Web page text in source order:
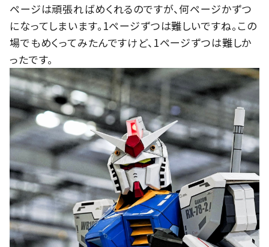
ページは頑張ればめくれるのですが、何ページかずつ
になってしまいます。1ページずつは難しいですね。この
場でもめくってみたんですけど、1ページずつは難しか
ったです。